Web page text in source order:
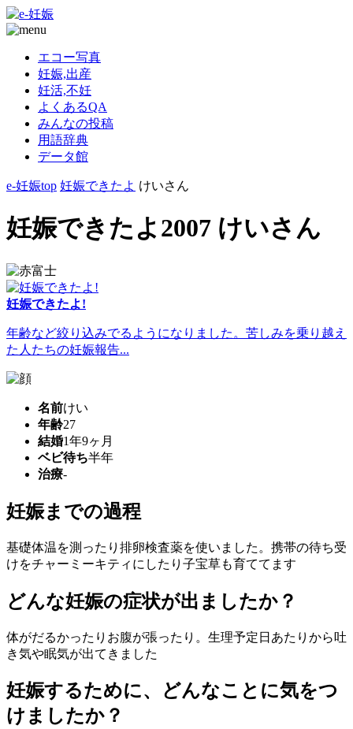
エコー写真
妊娠,出産
妊活,不妊
よくあるQA
みんなの投稿
用語辞典
データ館
e-妊娠top 妊娠できたよ けいさん
妊娠できたよ2007 けいさん
妊娠できたよ!
年齢など絞り込みでるようになりました。苦しみを乗り越え
た人たちの妊娠報告...
名前けい
年齢27
結婚1年9ヶ月
ベビ待ち半年
治療-
妊娠までの過程
基礎体温を測ったり排卵検査薬を使いました。携帯の待ち受
けをチャーミーキティにしたり子宝草も育ててます
どんな妊娠の症状が出ましたか？
体がだるかったりお腹が張ったり。生理予定日あたりから吐
き気や眠気が出てきました
妊娠するために、どんなことに気をつ
けましたか？